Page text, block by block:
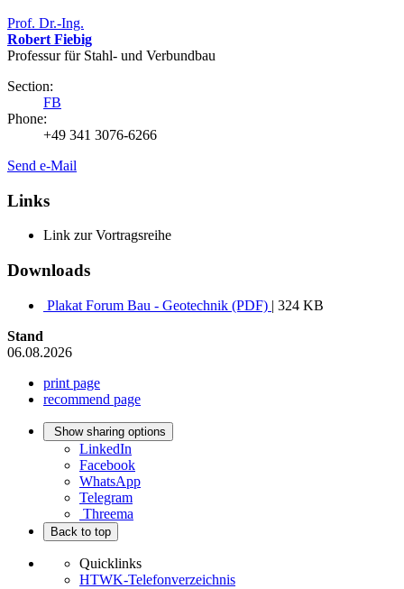
Prof. Dr.-Ing.
Robert Fiebig
Professur für Stahl- und Verbundbau
Section:
FB
Phone:
+49 341 3076-6266
Send e-Mail
Links
Link zur Vortragsreihe
Downloads
Plakat Forum Bau - Geotechnik (PDF) | 324 KB
Stand
06.08.2026
print page
recommend page
Show sharing options
LinkedIn
Facebook
WhatsApp
Telegram
Threema
Back to top
Quicklinks
HTWK-Telefonverzeichnis